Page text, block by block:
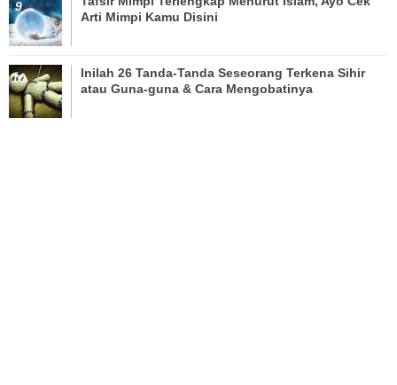
Arti Mimpi Kamu Disini
Inilah 26 Tanda-Tanda Seseorang Terkena Sihir
atau Guna-guna & Cara Mengobatinya